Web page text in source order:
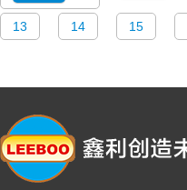
13 14 15